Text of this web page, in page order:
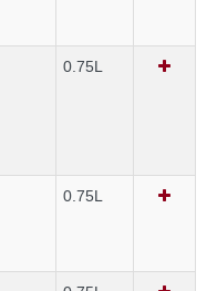
0.75L
0.75L